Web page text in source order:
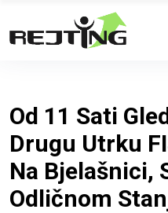
Od 11 Sati
Drugu Utrku
Na Bjelašnici,
Odličnom